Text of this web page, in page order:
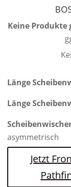
Keine Produkte
Länge
Länge
asymmetrisch
Jetzt